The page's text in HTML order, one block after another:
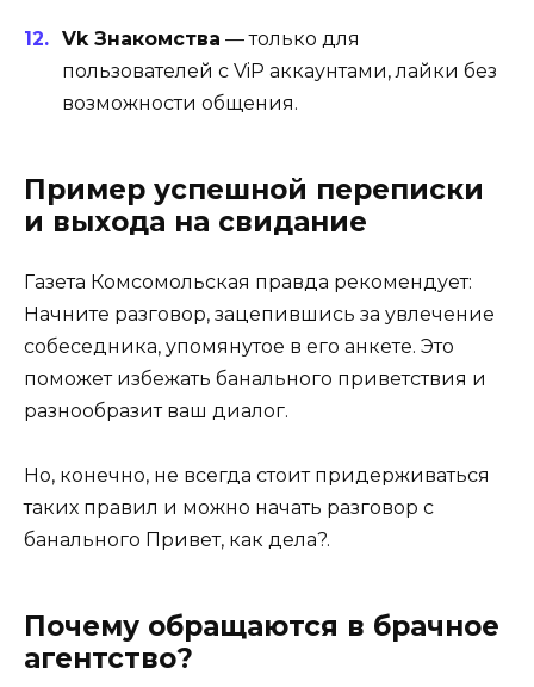
Vk Знакомства — только для
пользователей с ViP аккаунтами, лайки без
возможности общения.
Пример успешной переписки
и выхода на свидание
Газета Комсомольская правда рекомендует:
Начните разговор, зацепившись за увлечение
собеседника, упомянутое в его анкете. Это
поможет избежать банального приветствия и
разнообразит ваш диалог.
Но, конечно, не всегда стоит придерживаться
таких правил и можно начать разговор с
банального Привет, как дела?.
Почему обращаются в брачное
агентство?